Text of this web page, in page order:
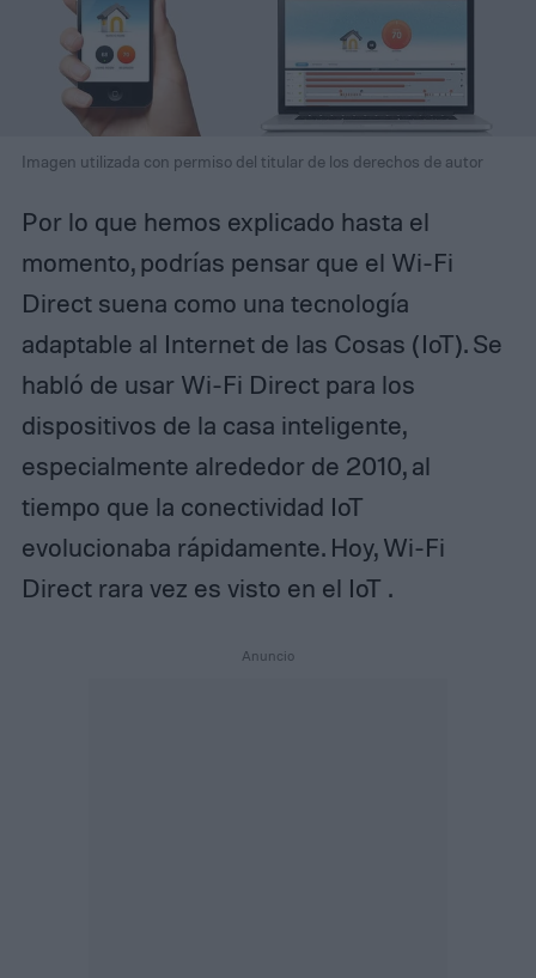
Imagen utilizada con permiso del titular de los derechos de autor
Por lo que hemos explicado hasta el
momento, podrías pensar que el Wi-Fi
Direct suena como una tecnología
adaptable al Internet de las Cosas (IoT). Se
habló de usar Wi-Fi Direct para los
dispositivos de la casa inteligente,
especialmente alrededor de 2010, al
tiempo que la conectividad IoT
evolucionaba rápidamente. Hoy, Wi-Fi
Direct rara vez es visto en el IoT .